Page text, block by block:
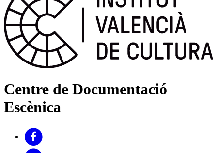
Centre de Documentació
Escènica